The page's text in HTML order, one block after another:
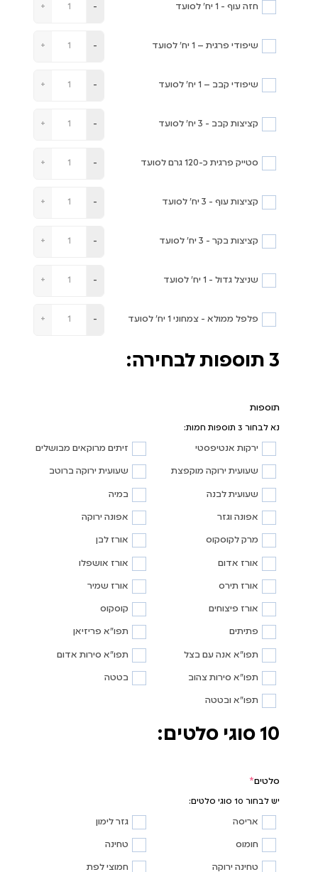
חזה עוף - 1 יח' לסועד -
+
שיפודי פרגית – 1 יח' לסועד -
+
שיפודי קבב – 1 יח' לסועד -
+
קציצות קבב - 3 יח' לסועד -
+
סטייק פרגית כ-120 גרם לסועד -
+
קציצות עוף - 3 יח' לסועד -
+
קציצות בקר - 3 יח' לסועד -
+
שניצל גדול - 1 יח' לסועד -
+
פלפל ממולא - צמחוני 1 יח' לסועד -
+
3 תוספות לבחירה:
תוספות
נא לבחור 3 תוספות חמות:
ירקות אנטיפסטי זיתים מרוקאים מבושלים
שעועית ירוקה מוקפצת שעועית ירוקה ברוטב
שעועית לבנה במיה
אפונה וגזר אפונה ירוקה
מרק לקוסקוס אורז לבן
אורז אדום אורז אושפלו
אורז תירס אורז שמיר
אורז פיצוחים קוסקוס
פתיתים תפו"א פריזיאן
תפו"א אנה עם בצל תפו"א סירות אדום
תפו"א סירות צהוב בטטה
תפו"א ובטטה
10 סוגי סלטים:
סלטים*
יש לבחור 10 סוגי סלטים:
אריסה גזר לימון
חומוס טחינה
טחינה ירוקה חמוצי לפת